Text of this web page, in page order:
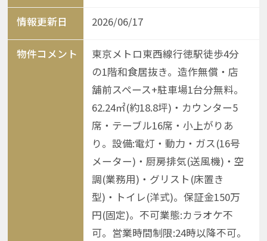
情報更新日 2026/06/17
物件コメント
東京メトロ東西線行徳駅徒歩4分
の1階和食居抜き。造作無償・店
舗前スペース+駐車場1台分無料。
62.24㎡(約18.8坪)・カウンター5
席・テーブル16席・小上がりあ
り。設備:電灯・動力・ガス(16号
メーター)・厨房排気(送風機)・空
調(業務用)・グリスト(床置き
型)・トイレ(洋式)。保証金150万
円(固定)。不可業態:カラオケ不
可。営業時間制限:24時以降不可。